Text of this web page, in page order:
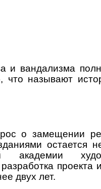
и вандализма
что называют
о замещении
остается
академии
проекта
двух лет.